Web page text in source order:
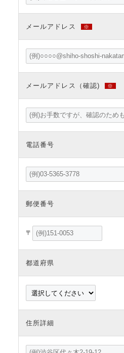
メールアドレス ※
メールアドレス（確認) ※
電話番号
郵便番号
〒
都道府県
住所詳細